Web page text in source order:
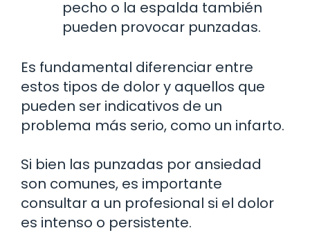
pecho o la espalda también
pueden provocar punzadas.
Es fundamental diferenciar entre
estos tipos de dolor y aquellos que
pueden ser indicativos de un
problema más serio, como un infarto.
Si bien las punzadas por ansiedad
son comunes, es importante
consultar a un profesional si el dolor
es intenso o persistente.